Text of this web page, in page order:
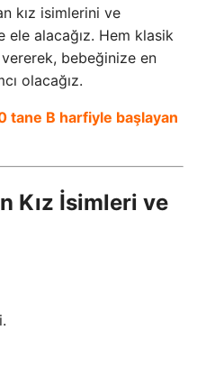
kız isimlerini ve
ele alacağız. Hem klasik
bebeğinize en
olacağız.
tane B harfiyle başlayan
Kız İsimleri ve